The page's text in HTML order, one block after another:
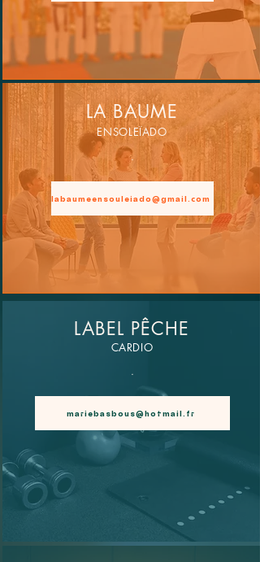
LA BAUME
ENSOLEÏADO
.
labaumeensouleiado@gmail.com
LABEL PÊCHE
CARDIO
.
mariebasbous@hotmail.fr